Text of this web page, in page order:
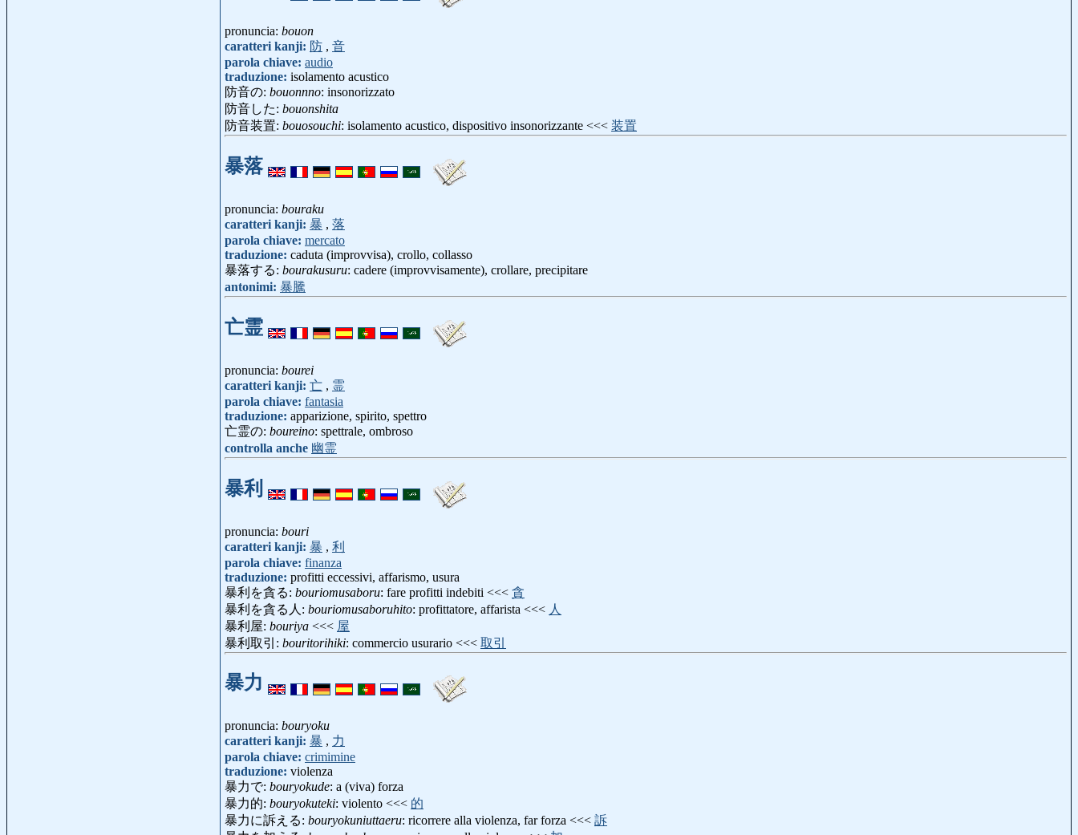
pronuncia: bouon
caratteri kanji: 防 , 音
parola chiave: audio
traduzione: isolamento acustico
防音の: bouonnno: insonorizzato
防音した: bouonshita
防音装置: bouosouchi: isolamento acustico, dispositivo insonorizzante <<< 装置
暴落
pronuncia: bouraku
caratteri kanji: 暴 , 落
parola chiave: mercato
traduzione: caduta (improvvisa), crollo, collasso
暴落する: bourakusuru: cadere (improvvisamente), crollare, precipitare
antonimi: 暴騰
亡霊
pronuncia: bourei
caratteri kanji: 亡 , 霊
parola chiave: fantasia
traduzione: apparizione, spirito, spettro
亡霊の: boureino: spettrale, ombroso
controlla anche 幽霊
暴利
pronuncia: bouri
caratteri kanji: 暴 , 利
parola chiave: finanza
traduzione: profitti eccessivi, affarismo, usura
暴利を貪る: bouriomusaboru: fare profitti indebiti <<< 貪
暴利を貪る人: bouriomusaboruhito: profittatore, affarista <<< 人
暴利屋: bouriya <<< 屋
暴利取引: bouritorihiki: commercio usurario <<< 取引
暴力
pronuncia: bouryoku
caratteri kanji: 暴 , 力
parola chiave: crimimine
traduzione: violenza
暴力で: bouryokude: a (viva) forza
暴力的: bouryokuteki: violento <<< 的
暴力に訴える: bouryokuniuttaeru: ricorrere alla violenza, far forza <<< 訴